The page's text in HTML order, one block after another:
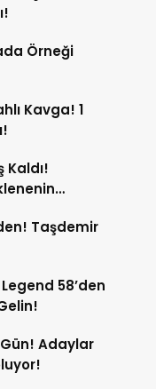
Örneği
Kavga! 1
Kaldı!
Taşdemir
58’den
Adaylar